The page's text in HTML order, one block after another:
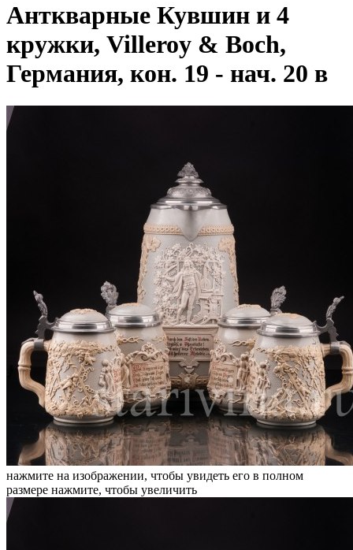
Анткварные Кувшин и 4
кружки, Villeroy & Boch,
Германия, кон. 19 - нач. 20 в
нажмите на изображении, чтобы увидеть его в полном
размере нажмите, чтобы увеличить